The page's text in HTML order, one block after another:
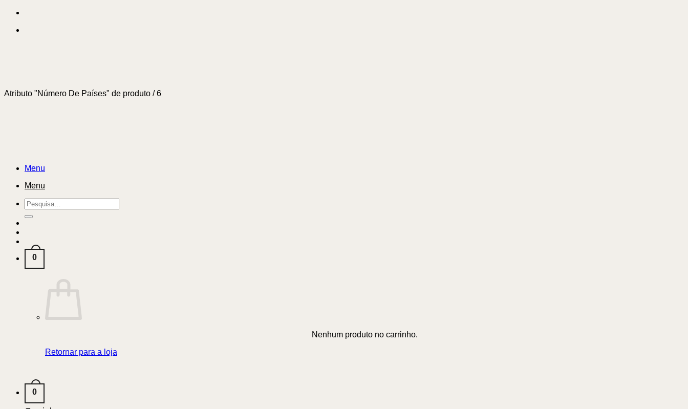
Skip
content
Menu
Menu
Pesquisar
por:
0
Nenhum produto no carrinho.
Retornar para a loja
0
Atributo "Número De Países" de produto /6